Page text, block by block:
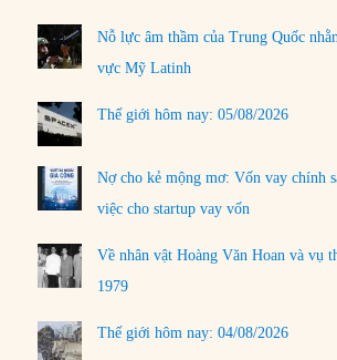
Nỗ lực âm thầm của Trung Quốc
vực Mỹ Latinh
Thế giới hôm nay: 05/08/2026
Nợ cho kẻ mộng mơ: Vốn vay chính
việc cho startup vay vốn
Về nhân vật Hoàng Văn Hoan và vụ
1979
Thế giới hôm nay: 04/08/2026